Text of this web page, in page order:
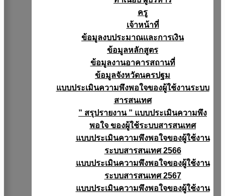
ครู
เจ้าหน้าที่
ข้อมูลงบประมาณเเละการเงิน
ข้อมูลหลักสูตร
ข้อมูลงานอาคารสถานที่
ข้อมูลจังหวัดนครปฐม
แบบประเมินความพึงพอใจของผู้ใช้งานระบบ
สารสนเทศ
” สรุปรายงาน ” แบบประเมินความพึง
พอใจ ของผู้ใช้ระบบสารสนเทศ
แบบประเมินความพึงพอใจของผู้ใช้งาน
ระบบสารสนเทศ 2566
แบบประเมินความพึงพอใจของผู้ใช้งาน
ระบบสารสนเทศ 2567
แบบประเมินความพึงพอใจของผู้ใช้งาน